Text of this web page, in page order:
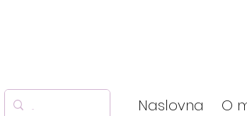
Naslovna O